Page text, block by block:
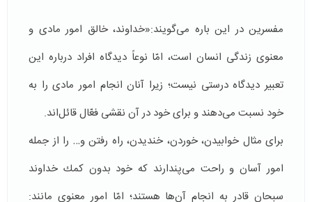
مفسرين در اين باره می‌گويند:«خداوند، خالق امور مادی و
معنوی زندگی انسان است، امّا نوعاً دیدگاه افراد درباره اين
تعبير ديدگاه درستی نيست؛ زیرا آنان انجام امور مادی را به
خود نسبت می‌دهند و برای خود در آن نقشی فعّال قائل‌اند.
برای مثال خوابیدن، خوردن، خندیدن، راه رفتن و… را از جمله
امور آسان و راحت می‌پندارند که خود بدون كمك خداوند
سبحان قادر به انجام آن‌ها هستند؛ امّا امور معنوی مانند: